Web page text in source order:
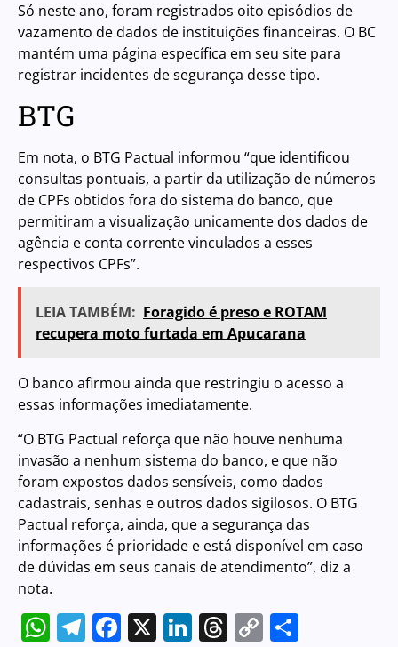
Só neste ano, foram registrados oito episódios de
vazamento de dados de instituições financeiras. O BC
mantém uma página específica em seu site para
registrar incidentes de segurança desse tipo.
BTG
Em nota, o BTG Pactual informou “que identificou
consultas pontuais, a partir da utilização de números
de CPFs obtidos fora do sistema do banco, que
permitiram a visualização unicamente dos dados de
agência e conta corrente vinculados a esses
respectivos CPFs”.
LEIA TAMBÉM: Foragido é preso e ROTAM
recupera moto furtada em Apucarana
O banco afirmou ainda que restringiu o acesso a
essas informações imediatamente.
“O BTG Pactual reforça que não houve nenhuma
invasão a nenhum sistema do banco, e que não
foram expostos dados sensíveis, como dados
cadastrais, senhas e outros dados sigilosos. O BTG
Pactual reforça, ainda, que a segurança das
informações é prioridade e está disponível em caso
de dúvidas em seus canais de atendimento”, diz a
nota.
WhatsApp
Telegram
Facebook
X LinkedIn
Threads
Copy